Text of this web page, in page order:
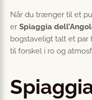
Når du trænger til et
er Spiaggia
bogstaveligt talt et
til forskel i ro og